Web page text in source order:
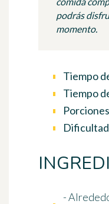
podrás
momento.
Tiempo
Tiempo
-